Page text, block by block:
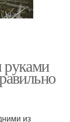
руками
из